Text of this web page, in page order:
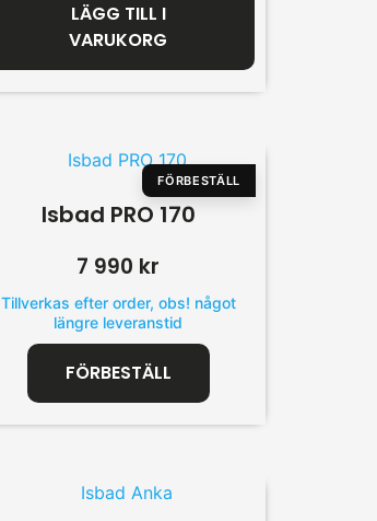
LÄGG TILL I
VARUKORG
FÖRBESTÄLL
Isbad PRO 170
7 990 kr
Tillverkas efter order, obs! något
längre leveranstid
FÖRBESTÄLL